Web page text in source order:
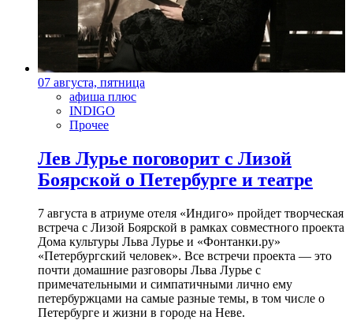
07 августа, пятница
афиша плюс
INDIGO
Прочее
Лев Лурье поговорит с Лизой
Боярской о Петербурге и театре
7 августа в атриуме отеля «Индиго» пройдет творческая
встреча с Лизой Боярской в рамках совместного проекта
Дома культуры Льва Лурье и «Фонтанки.ру»
«Петербургский человек». Все встречи проекта — это
почти домашние разговоры Льва Лурье с
примечательными и симпатичными лично ему
петербуржцами на самые разные темы, в том числе о
Петербурге и жизни в городе на Неве.